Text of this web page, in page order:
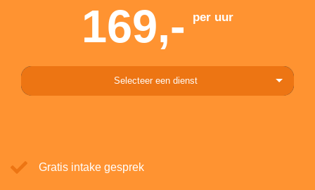
169,- per uur
Selecteer een dienst
Gratis intake gesprek